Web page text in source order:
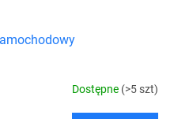
Dostępne (>5 szt)